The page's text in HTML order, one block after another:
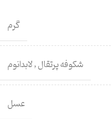
گرم
شکوفه پرتقال,لابدانوم
عسل